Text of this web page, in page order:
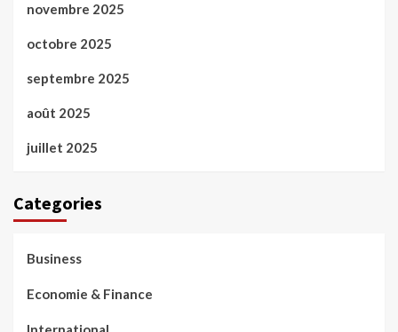
novembre 2025
octobre 2025
septembre 2025
août 2025
juillet 2025
Categories
Business
Economie & Finance